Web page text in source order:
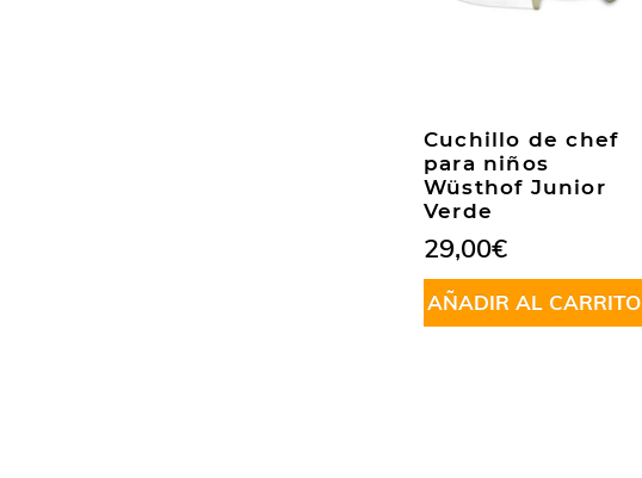
Cuchillo de chef
para niños
Wüsthof Junior
Verde
29,00€
AÑADIR AL CARRITO